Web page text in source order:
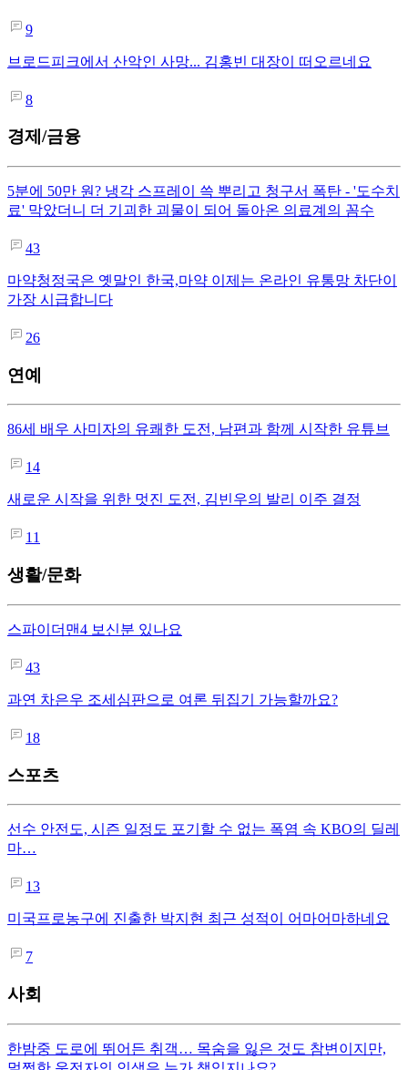
9
브로드피크에서 산악인 사망... 김홍빈 대장이 떠오르네요
8
경제/금융
5분에 50만 원? 냉각 스프레이 쓱 뿌리고 청구서 폭탄 - '도수치
료' 막았더니 더 기괴한 괴물이 되어 돌아온 의료계의 꼼수
43
마약청정국은 옛말인 한국,마약 이제는 온라인 유통망 차단이
가장 시급합니다
26
연예
86세 배우 사미자의 유쾌한 도전, 남편과 함께 시작한 유튜브
14
새로운 시작을 위한 멋진 도전, 김빈우의 발리 이주 결정
11
생활/문화
스파이더맨4 보신분 있나요
43
과연 차은우 조세심판으로 여론 뒤집기 가능할까요?
18
스포츠
선수 안전도, 시즌 일정도 포기할 수 없는 폭염 속 KBO의 딜레
마…
13
미국프로농구에 진출한 박지현 최근 성적이 어마어마하네요
7
사회
한밤중 도로에 뛰어든 취객… 목숨을 잃은 것도 참변이지만,